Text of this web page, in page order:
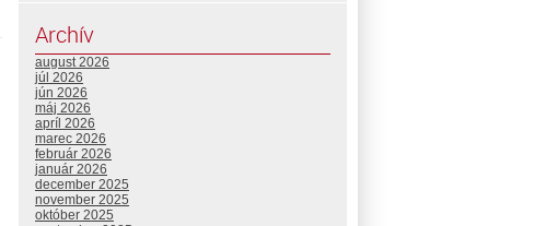
Archív
august 2026
júl 2026
jún 2026
máj 2026
apríl 2026
marec 2026
február 2026
január 2026
december 2025
november 2025
október 2025